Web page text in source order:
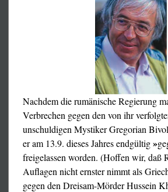
ebenso unbestritten der Irreführung
Komplexität eines Sprachkunstwerks
zwangsläufig einer bewußten
geschuldet, sondern entspringt
der geschilderten Sache: der
(MarcelProust) oder einer Gesellschaft
ihren verwickelten
derselben Sache unter verschiede-ner
Ausbreitung des zeitlichen Nach- und
usw. usf. Kein Wunder, daß Arno
Wort-Titan der deutschen Literatur,
konkrete Poesie zu sprechen war. Sie
englisch concrete = Beton, grantelte
das zitierte Gedicht läßt einen
Nachdem die rumänische Regierung
Verbrechen gegen den von ihr
unschuldigen Mystiker Gregorian
er am 13.9. dieses Jahres endgültig»
freigelassen worden. (Hoffen wir, daß
Auflagen nicht ernster nimmt als
gegen den Dreisam-Mörder Hussein